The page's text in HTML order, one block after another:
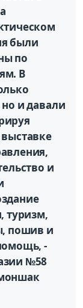
были
по
В
и давали
и
туризм,
пошив и
-
№58